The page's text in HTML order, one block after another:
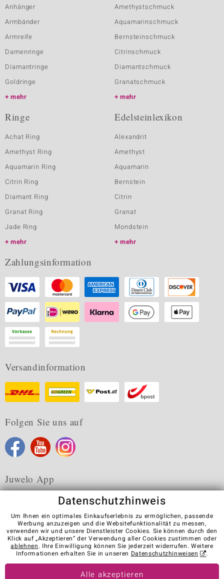
Anhänger
Armbänder
Armreife
Damenringe
Diamantringe
Goldringe
mehr
Amethystschmuck
Aquamarinschmuck
Bernsteinschmuck
Citrinschmuck
Diamantschmuck
Granatschmuck
mehr
Ringe
Achat Ring
Amethyst Ring
Aquamarin Ring
Citrin Ring
Diamant Ring
Granat Ring
Jade Ring
mehr
Edelsteinlexikon
Alexandrit
Amethyst
Aquamarin
Bernstein
Citrin
Granat
Mondstein
mehr
Zahlungsinformation
Versandinformation
Folgen Sie uns auf
Juwelo App
Karriere AGB Datenschutz Cookies
Impressum
Kontakt
Vertrag widerrufen
Visit our stores in other countries:
Datenschutzhinweis
Um Ihnen ein optimales Einkaufserlebnis zu ermöglichen, passende
Werbung anzuzeigen und die Websitefunktionalität zu messen,
verwenden wir und unsere Dienstleister Cookies. Sie können durch den
Klick auf „Akzeptieren“ der Verwendung aller Cookies zustimmen oder
ablehnen. Ihre Einwilligung können Sie jederzeit widerrufen. Weitere
Informationen erhalten Sie in unseren Datenschutzhinweisen .
Alle akzeptieren